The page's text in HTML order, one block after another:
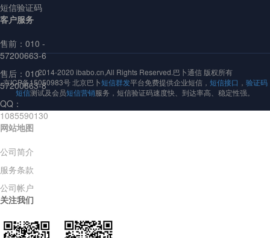
短信验证码
客户服务
售前： 010 -
57200663-6
售后：010 -
57200663-8
QQ：
1085590130
网站地图
公司简介
服务条款
公司帐户
关注我们
2014-2020 ibabo.cn,All Rights Reserved.巴卜通信 版权所有
京ICP备15050983号 北京巴卜短信群发平台免费提供企业短信， 短信接口 ， 验证码
短信测试及会员短信营销服务，短信验证码速度快、到达率高、稳定性强。